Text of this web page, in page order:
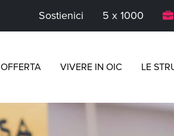
Sostienici 5 x 1000
OFFERTA VIVERE IN OIC LE